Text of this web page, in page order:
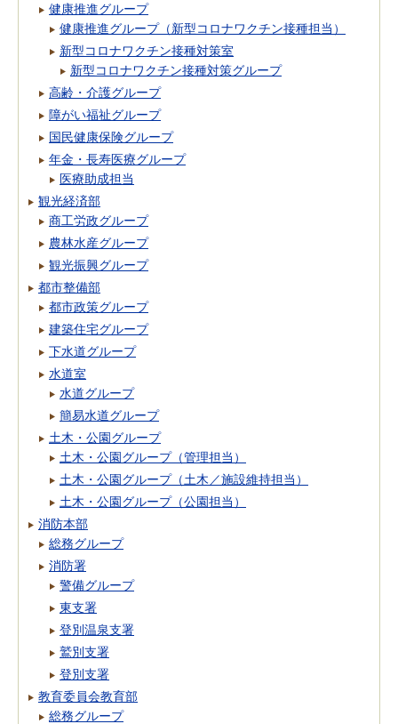
健康推進グループ
健康推進グループ（新型コロナワクチン接種担当）
新型コロナワクチン接種対策室
新型コロナワクチン接種対策グループ
高齢・介護グループ
障がい福祉グループ
国民健康保険グループ
年金・長寿医療グループ
医療助成担当
観光経済部
商工労政グループ
農林水産グループ
観光振興グループ
都市整備部
都市政策グループ
建築住宅グループ
下水道グループ
水道室
水道グループ
簡易水道グループ
土木・公園グループ
土木・公園グループ（管理担当）
土木・公園グループ（土木／施設維持担当）
土木・公園グループ（公園担当）
消防本部
総務グループ
消防署
警備グループ
東支署
登別温泉支署
鷲別支署
登別支署
教育委員会教育部
総務グループ